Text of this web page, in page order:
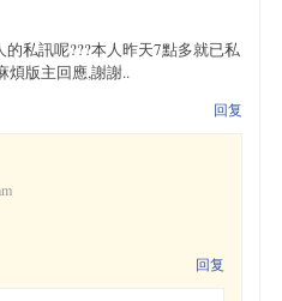
私訊呢???本人昨天7點多就已私
煩版主回應,謝謝..
回复
回复